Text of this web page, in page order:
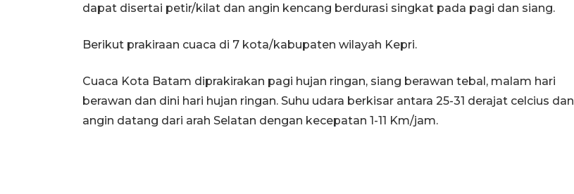
dapat disertai petir/kilat dan angin kencang berdurasi singkat pada pagi dan siang.
Berikut prakiraan cuaca di 7 kota/kabupaten wilayah Kepri.
Cuaca Kota Batam diprakirakan pagi hujan ringan, siang berawan tebal, malam hari
berawan dan dini hari hujan ringan. Suhu udara berkisar antara 25-31 derajat celcius dan
angin datang dari arah Selatan dengan kecepatan 1-11 Km/jam.